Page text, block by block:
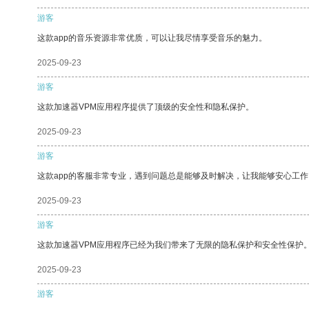
游客
这款app的音乐资源非常优质，可以让我尽情享受音乐的魅力。
2025-09-23
游客
这款加速器VPM应用程序提供了顶级的安全性和隐私保护。
2025-09-23
游客
这款app的客服非常专业，遇到问题总是能够及时解决，让我能够安心工
2025-09-23
游客
这款加速器VPM应用程序已经为我们带来了无限的隐私保护和安全性保护
2025-09-23
游客